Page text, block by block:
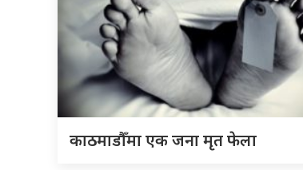
काठमाडौँमा एक जना मृत फेला